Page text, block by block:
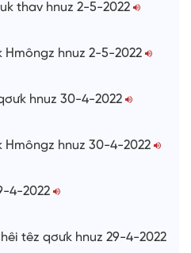
thav hnuz 2-5-2022
Hmôngz hnuz 2-5-2022
hnuz 30-4-2022
Hmôngz hnuz 30-4-2022
4-2022
têz qơưk hnuz 29-4-2022